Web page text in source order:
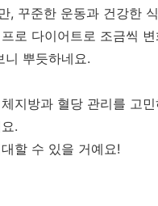
, 꾸준한 운동과 건강한
로 다이어트로 조금씩
니 뿌듯하네요.
지방과 혈당 관리를 고
.
할 수 있을 거예요!